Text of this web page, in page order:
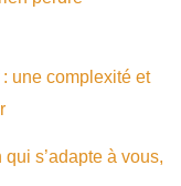
une complexité et
s’adapte à vous,